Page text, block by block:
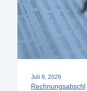
Juli 8, 2026
Rechnungsabschl